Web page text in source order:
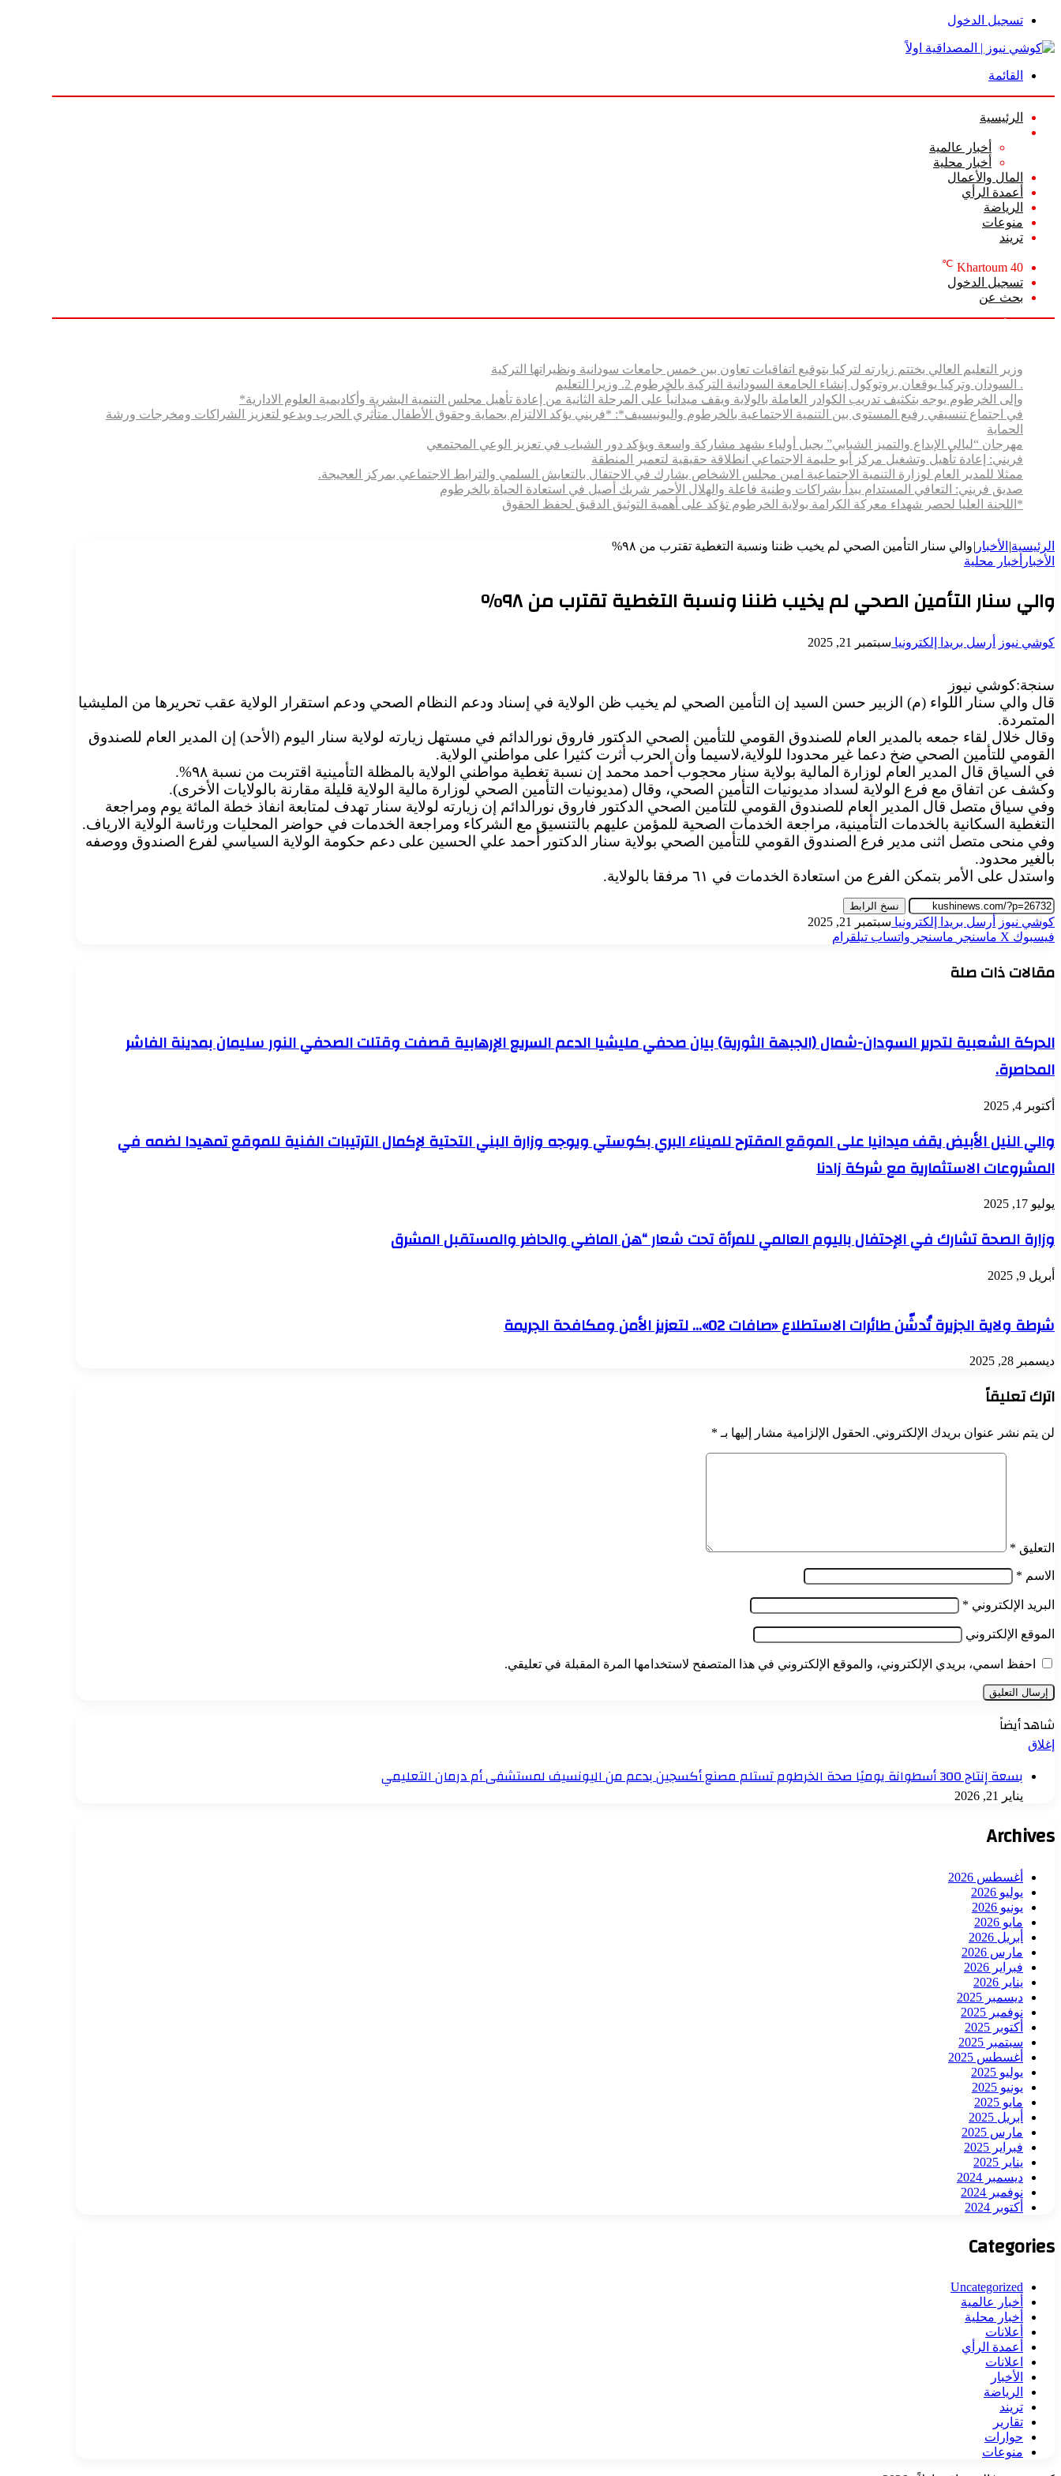
تسجيل الدخول
القائمة
الرئيسية
أخبار عالمية
أخبار محلية
المال والأعمال
أعمدة الرأي
الرياضة
منوعات
تريند
Khartoum 40
℃
تسجيل الدخول
بحث عن
وزير التعليم العالي يختتم زيارته لتركيا بتوقيع اتفاقيات تعاون بين خمس جامعات سودانية ونظيراتها التركية
. السودان وتركيا يوقعان بروتوكول إنشاء الجامعة السودانية التركية بالخرطوم 2. وزيرا التعليم
وإلى الخرطوم يوجه بتكثيف تدريب الكوادر العاملة بالولاية ويقف ميدانياً على المرحلة الثانية من إعادة تأهيل مجلس التنمية البشرية وأكاديمية العلوم الادارية*
في اجتماع تنسيقي رفيع المستوى بين التنمية الاجتماعية بالخرطوم واليونيسيف*: *​فريني يؤكد الالتزام بحماية وحقوق الأطفال متأثري الحرب ويدعو لتعزيز الشراكات ومخرجات ورشة
الحماية
مهرجان “ليالي الإبداع والتميز الشبابي” بجبل أولياء يشهد مشاركة واسعة ويؤكد دور الشباب في تعزيز الوعي المجتمعي
فريني: إعادة تأهيل وتشغيل مركز أبو حليمة الاجتماعي انطلاقة حقيقية لتعمير المنطقة
ممثلا للمدير العام لوزارة التنمية الاجتماعية امين مجلس الاشخاص يشارك في الاحتفال بالتعايش السلمي والترابط الاجتماعي بمركز العجيجة.
صديق فريني: التعافي المستدام يبدأ بشراكات وطنية فاعلة والهلال الأحمر شريك أصيل في استعادة الحياة بالخرطوم
*اللجنة العليا لحصر شهداء معركة الكرامة بولاية الخرطوم تؤكد على أهمية التوثيق الدقيق لحفظ الحقوق
الرئيسية| الأخبار |والي سنار التأمين الصحي لم يخيب ظننا ونسبة التغطية تقترب من ٩٨%
الأخبار أخبار محلية
والي سنار التأمين الصحي لم يخيب ظننا ونسبة التغطية تقترب من ٩٨%
كوشي نيوز أرسل بريدا إلكترونيا سبتمبر 21, 2025
سنجة:كوشي نيوز
قال والي سنار اللواء (م) الزبير حسن السيد إن التأمين الصحي لم يخيب ظن الولاية في إسناد ودعم النظام الصحي ودعم استقرار الولاية عقب تحريرها من المليشيا
المتمردة.
وقال خلال لقاء جمعه بالمدير العام للصندوق القومي للتأمين الصحي الدكتور فاروق نورالدائم في مستهل زيارته لولاية سنار اليوم (الأحد) إن المدير العام للصندوق
القومي للتأمين الصحي ضخ دعما غير محدودا للولاية،لاسيما وأن الحرب أثرت كثيرا على مواطني الولاية.
في السياق قال المدير العام لوزارة المالية بولاية سنار محجوب أحمد محمد إن نسبة تغطية مواطني الولاية بالمظلة التأمينية اقتربت من نسبة ٩٨%.
وكشف عن اتفاق مع فرع الولاية لسداد مديونيات التأمين الصحي، وقال (مديونيات التأمين الصحي لوزارة مالية الولاية قليلة مقارنة بالولايات الأخرى).
وفي سياق متصل قال المدير العام للصندوق القومي للتأمين الصحي الدكتور فاروق نورالدائم إن زيارته لولاية سنار تهدف لمتابعة انفاذ خطة المائة يوم ومراجعة
التغطية السكانية بالخدمات التأمينية، مراجعة الخدمات الصحية للمؤمن عليهم بالتنسيق مع الشركاء ومراجعة الخدمات في حواضر المحليات ورئاسة الولاية الارياف.
وفي منحى متصل اثنى مدير فرع الصندوق القومي للتأمين الصحي بولاية سنار الدكتور أحمد علي الحسين على دعم حكومة الولاية السياسي لفرع الصندوق ووصفه
بالغير محدود.
واستدل على الأمر بتمكن الفرع من استعادة الخدمات في ٦١ مرفقا بالولاية.
نسخ الرابط
كوشي نيوز أرسل بريدا إلكترونيا سبتمبر 21, 2025
فيسبوك ‫X ماسنجر ماسنجر واتساب تيلقرام
مقالات ذات صلة
الحركة الشعبية لتحرير السودان-شمال (الجبهة الثورية) بيان صحفي مليشيا الدعم السريع الإرهابية قصفت وقتلت الصحفي النور سليمان بمدينة الفاشر
المحاصرة.
أكتوبر 4, 2025
والي النيل الأبيض يقف ميدانيا على الموقع المقترح للميناء البري بكوستي ويوجه وزارة البني التحتية لإكمال الترتيبات الفنية للموقع تمهيدا لضمه في
المشروعات الاستثمارية مع شركة زادنا
يوليو 17, 2025
وزارة الصحة تشارك في الإحتفال باليوم العالمي للمرأة تحت شعار “هن الماضي والحاضر والمستقبل المشرق
أبريل 9, 2025
شرطة ولاية الجزيرة تُدشّن طائرات الاستطلاع «صافات 02»… لتعزيز الأمن ومكافحة الجريمة
ديسمبر 28, 2025
اترك تعليقاً
لن يتم نشر عنوان بريدك الإلكتروني. الحقول الإلزامية مشار إليها بـ *
التعليق *
الاسم *
البريد الإلكتروني *
الموقع الإلكتروني
احفظ اسمي، بريدي الإلكتروني، والموقع الإلكتروني في هذا المتصفح لاستخدامها المرة المقبلة في تعليقي.
شاهد أيضاً
إغلاق
بسعة إنتاج 300 أسطوانة يوميًا صحة الخرطوم تستلم مصنع أكسجين بدعم من اليونسيف لمستشفى أم درمان التعليمي
يناير 21, 2026
Archives
أغسطس 2026
يوليو 2026
يونيو 2026
مايو 2026
أبريل 2026
مارس 2026
فبراير 2026
يناير 2026
ديسمبر 2025
نوفمبر 2025
أكتوبر 2025
سبتمبر 2025
أغسطس 2025
يوليو 2025
يونيو 2025
مايو 2025
أبريل 2025
مارس 2025
فبراير 2025
يناير 2025
ديسمبر 2024
نوفمبر 2024
أكتوبر 2024
Categories
Uncategorized
أخبار عالمية
أخبار محلية
أعلانات
أعمدة الرأي
اعلانات
الأخبار
الرياضة
تريند
تقارير
حوارات
منوعات